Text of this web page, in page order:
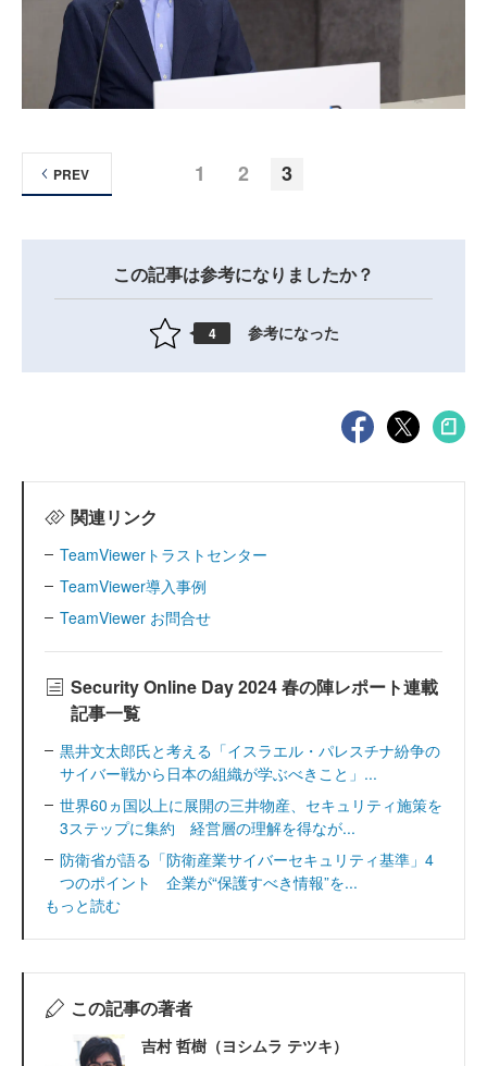
1 2 3
PREV
この記事は参考になりましたか？
4 参考になった
関連リンク
TeamViewerトラストセンター
TeamViewer導入事例
TeamViewer お問合せ
Security Online Day 2024 春の陣レポート連載
記事一覧
黒井文太郎氏と考える「イスラエル・パレスチナ紛争の
サイバー戦から日本の組織が学ぶべきこと」...
世界60ヵ国以上に展開の三井物産、セキュリティ施策を
3ステップに集約 経営層の理解を得なが...
防衛省が語る「防衛産業サイバーセキュリティ基準」4
つのポイント 企業が“保護すべき情報”を...
もっと読む
この記事の著者
吉村 哲樹（ヨシムラ テツキ）